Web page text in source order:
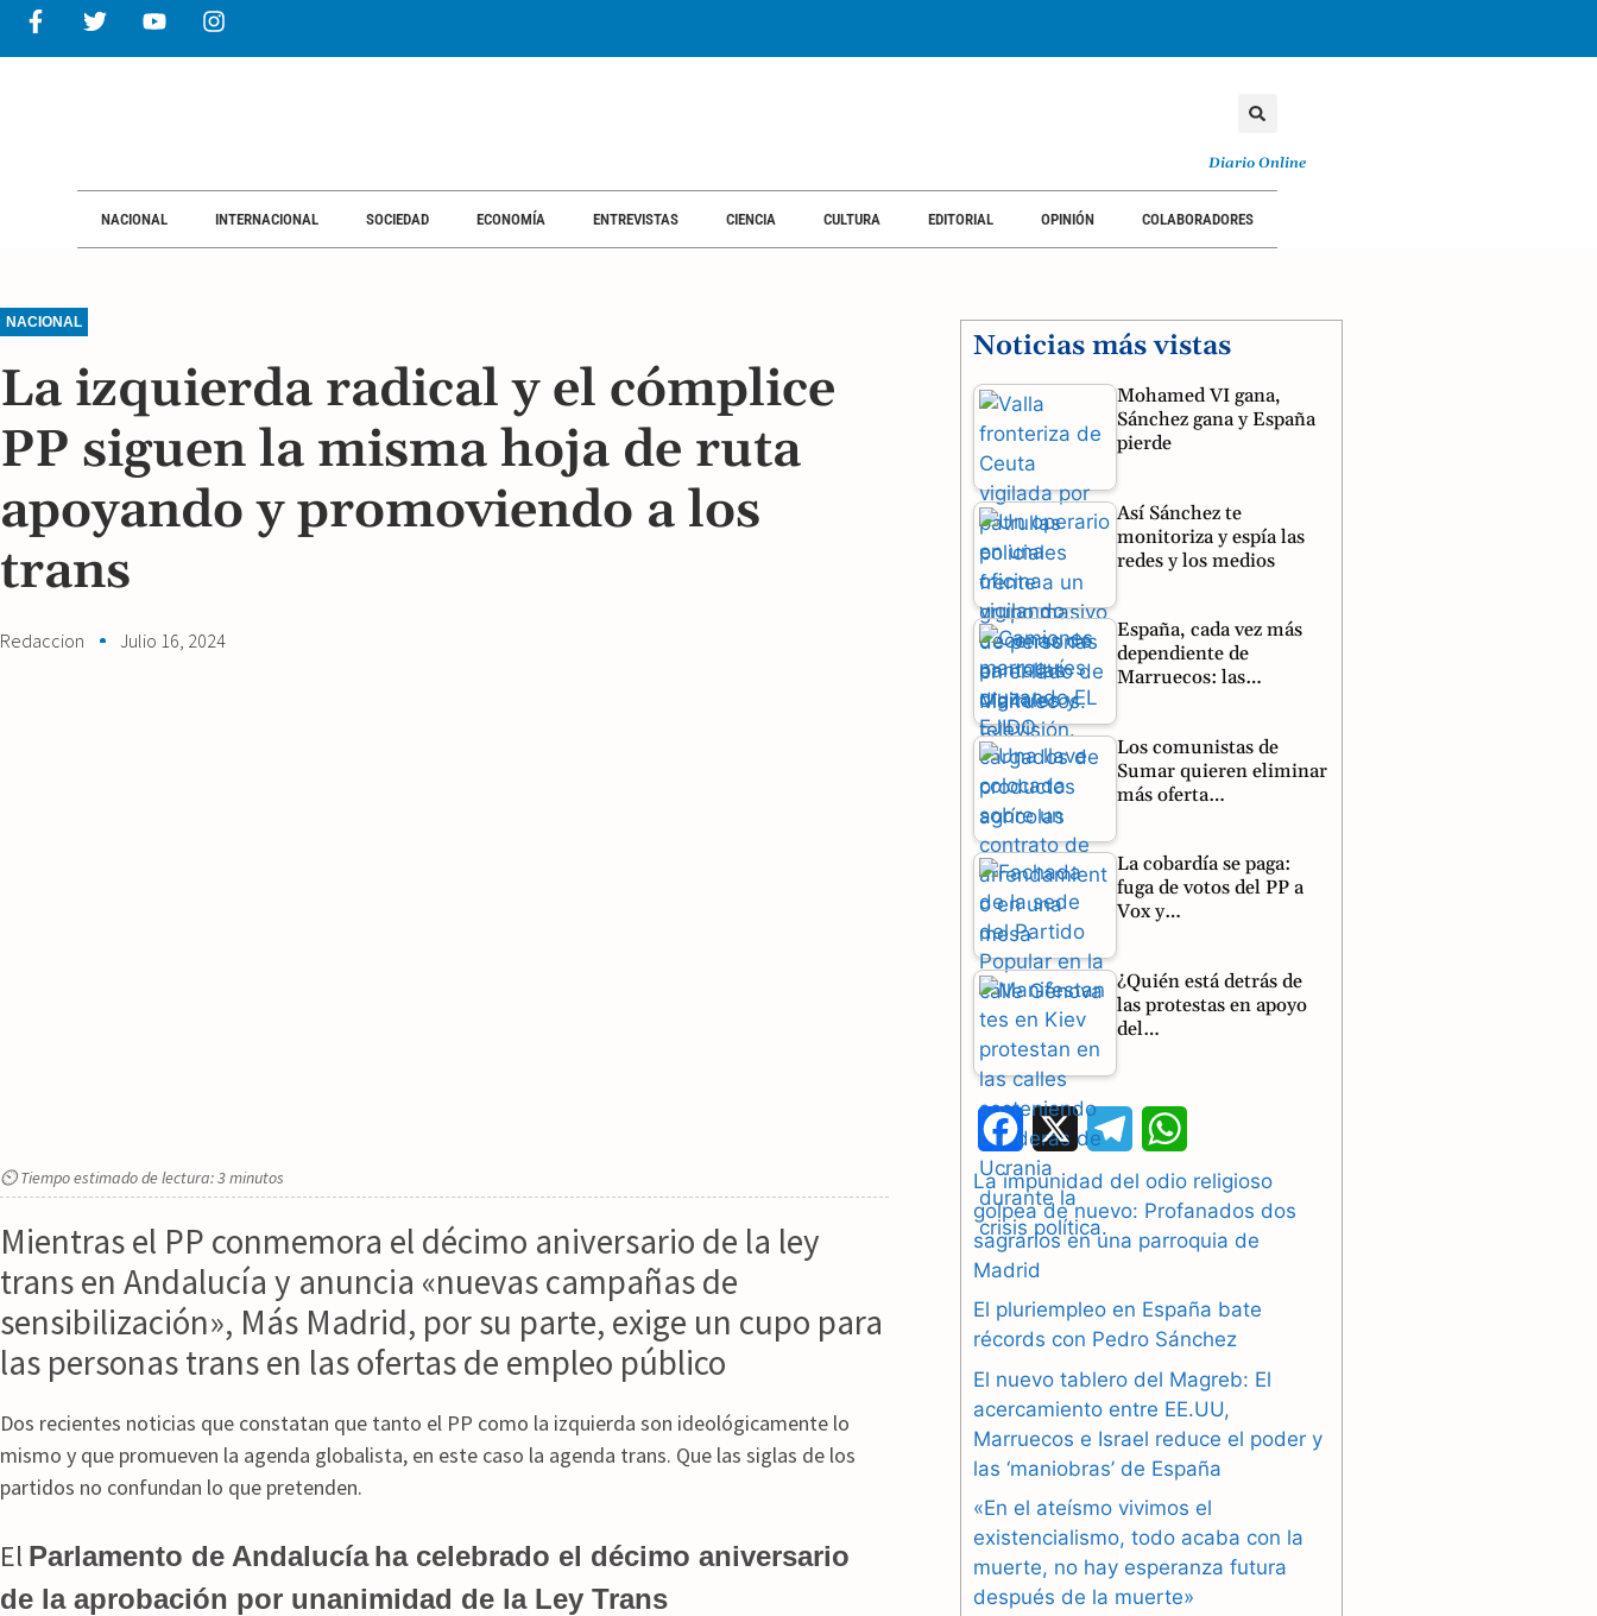
Diario Online
NACIONAL INTERNACIONAL SOCIEDAD ECONOMÍA ENTREVISTAS CIENCIA CULTURA EDITORIAL OPINIÓN COLABORADORES
NACIONAL
La izquierda radical y el cómplice
PP siguen la misma hoja de ruta
apoyando y promoviendo a los
trans
Redaccion Julio 16, 2024
⏲ Tiempo estimado de lectura: 3 minutos
Mientras el PP conmemora el décimo aniversario de la ley
trans en Andalucía y anuncia «nuevas campañas de
sensibilización», Más Madrid, por su parte, exige un cupo para
las personas trans en las ofertas de empleo público
Dos recientes noticias que constatan que tanto el PP como la izquierda son ideológicamente lo
mismo y que promueven la agenda globalista, en este caso la agenda trans. Que las siglas de los
partidos no confundan lo que pretenden.
El Parlamento de Andalucía ha celebrado el décimo aniversario
de la aprobación por unanimidad de la Ley Trans
Noticias más vistas
Mohamed VI gana,
Sánchez gana y España
pierde
Así Sánchez te
monitoriza y espía las
redes y los medios
España, cada vez más
dependiente de
Marruecos: las…
Los comunistas de
Sumar quieren eliminar
más oferta…
La cobardía se paga:
fuga de votos del PP a
Vox y…
¿Quién está detrás de
las protestas en apoyo
del…
F
a
c
e
b
o
o
k
X
e
l
g
r
a
m
h
a
s
A
p
p
La impunidad del odio religioso
golpea de nuevo: Profanados dos
sagrarios en una parroquia de
Madrid
El pluriempleo en España bate
récords con Pedro Sánchez
El nuevo tablero del Magreb: El
acercamiento entre EE.UU,
Marruecos e Israel reduce el poder y
las ‘maniobras’ de España
«En el ateísmo vivimos el
existencialismo, todo acaba con la
muerte, no hay esperanza futura
después de la muerte»